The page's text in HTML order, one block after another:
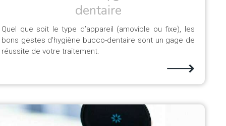
dentaire
Quel que soit le type d’appareil (amovible ou fixe), les
bons gestes d’hygiène bucco-dentaire sont un gage de
réussite de votre traitement.
⟶